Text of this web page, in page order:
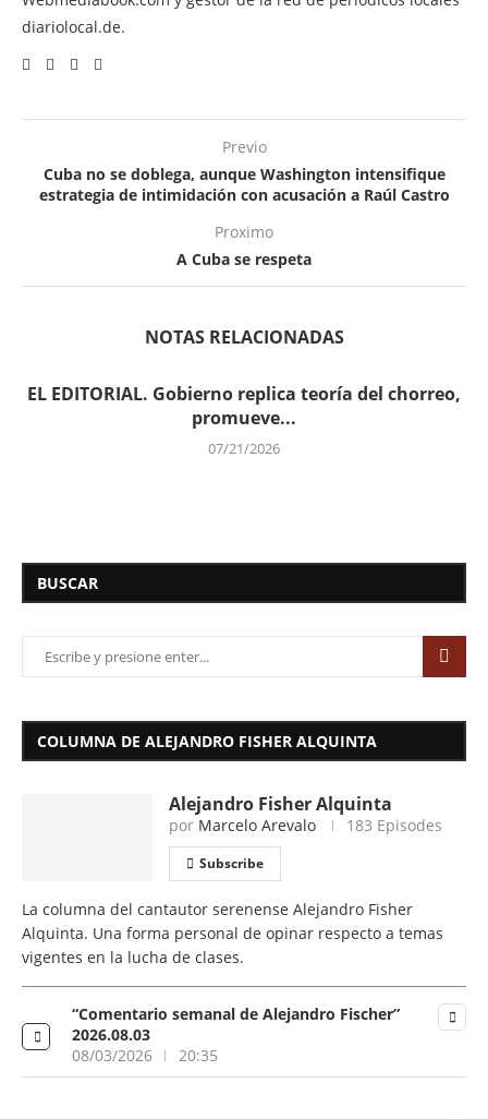
diariolocal.de.
Previo
Cuba no se doblega, aunque Washington intensifique
estrategia de intimidación con acusación a Raúl Castro
Proximo
A Cuba se respeta
NOTAS RELACIONADAS
EL EDITORIAL. Gobierno replica teoría del chorreo,
promueve...
07/21/2026
BUSCAR
COLUMNA DE ALEJANDRO FISHER ALQUINTA
Alejandro Fisher Alquinta
por Marcelo Arevalo 183 Episodes
Subscribe
La columna del cantautor serenense Alejandro Fisher
Alquinta. Una forma personal de opinar respecto a temas
vigentes en la lucha de clases.
“Comentario semanal de Alejandro Fischer”
2026.08.03
08/03/2026
20:35